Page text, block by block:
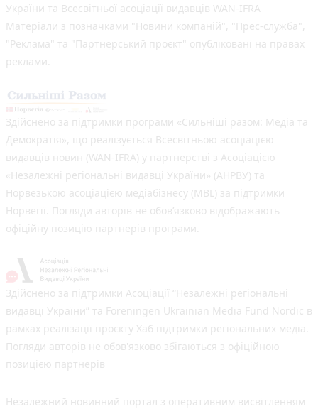
України та Всесвітньої асоціації видавців WAN-IFRA
Матеріали з позначками "Новини компаній", "Прес-служба",
"Реклама" та "Партнерський проєкт" опубліковані на правах
реклами.
Здійснено за підтримки програми «Сильніші разом: Медіа та
Демократія», що реалізується Всесвітньою асоціацією
видавців новин (WAN-IFRA) у партнерстві з Асоціацією
«Незалежні регіональні видавці України» (АНРВУ) та
Норвезькою асоціацією медіабізнесу (MBL) за підтримки
Норвегії. Погляди авторів не обов’язково відображають
офіційну позицію партнерів програми.
Здійснено за підтримки Асоціації “Незалежні регіональні
видавці України” та Foreningen Ukrainian Media Fund Nordic в
рамках реалізації проєкту Хаб підтримки регіональних медіа.
Погляди авторів не обов'язково збігаються з офіційною
позицією партнерів
Незалежний новинний портал з оперативним висвітленням